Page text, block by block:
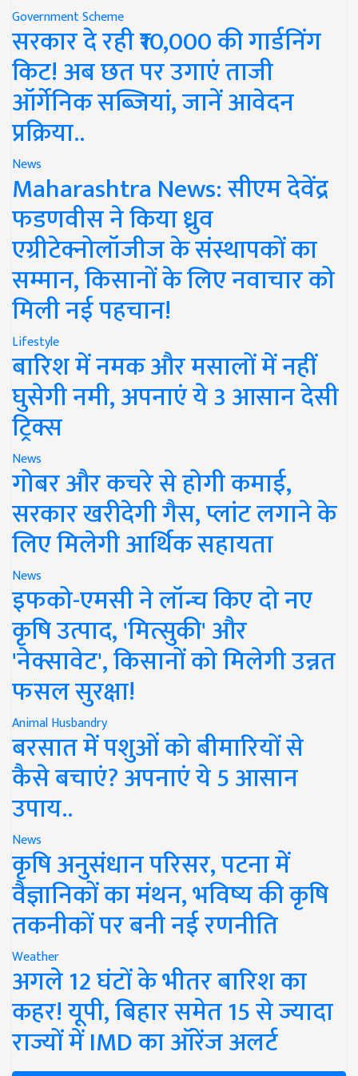
Government Scheme
सरकार दे रही ₹10,000 की गार्डनिंग
किट! अब छत पर उगाएं ताजी
ऑर्गेनिक सब्जियां, जानें आवेदन
प्रक्रिया..
News
Maharashtra News: सीएम देवेंद्र
फडणवीस ने किया ध्रुव
एग्रीटेक्नोलॉजीज के संस्थापकों का
सम्मान, किसानों के लिए नवाचार को
मिली नई पहचान!
Lifestyle
बारिश में नमक और मसालों में नहीं
घुसेगी नमी, अपनाएं ये 3 आसान देसी
ट्रिक्स
News
गोबर और कचरे से होगी कमाई,
सरकार खरीदेगी गैस, प्लांट लगाने के
लिए मिलेगी आर्थिक सहायता
News
इफको-एमसी ने लॉन्च किए दो नए
कृषि उत्पाद, 'मित्सुकी' और
'नेक्सावेट', किसानों को मिलेगी उन्नत
फसल सुरक्षा!
Animal Husbandry
बरसात में पशुओं को बीमारियों से
कैसे बचाएं? अपनाएं ये 5 आसान
उपाय..
News
कृषि अनुसंधान परिसर, पटना में
वैज्ञानिकों का मंथन, भविष्य की कृषि
तकनीकों पर बनी नई रणनीति
Weather
अगले 12 घंटों के भीतर बारिश का
कहर! यूपी, बिहार समेत 15 से ज्यादा
राज्यों में IMD का ऑरेंज अलर्ट